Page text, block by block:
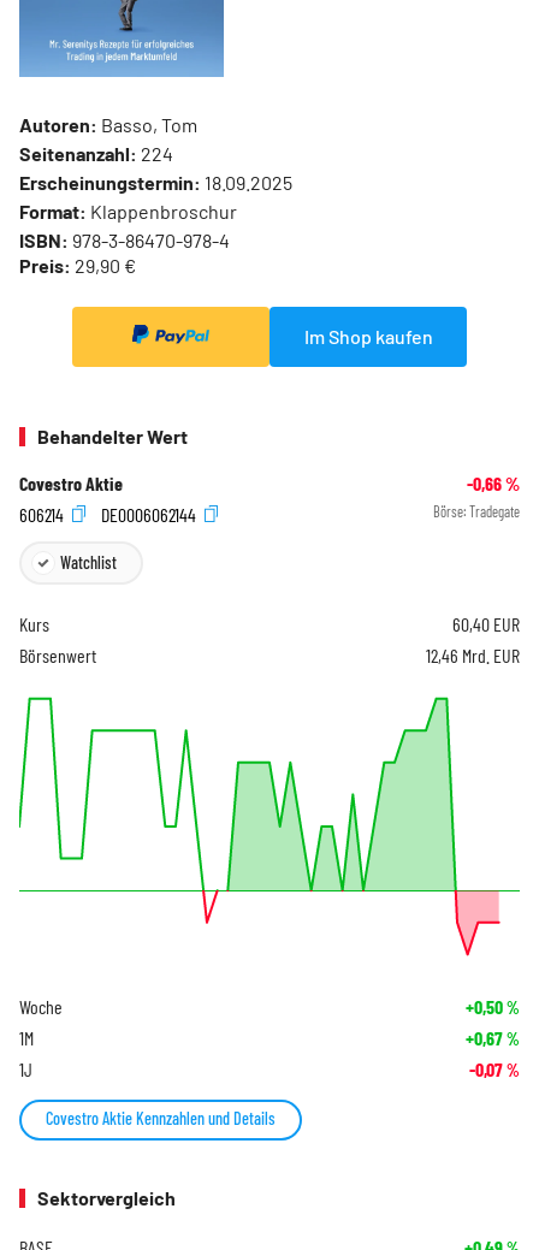
Autoren: Basso, Tom
Seitenanzahl: 224
Erscheinungstermin: 18.09.2025
Format: Klappenbroschur
ISBN: 978-3-86470-978-4
Preis: 29,90 €
Im Shop kaufen
Behandelter Wert
Covestro Aktie -0,66%
606214
DE0006062144 Börse: Tradegate
Watchlist
Kurs 60,40 EUR
Börsenwert
12,46 Mrd. EUR
Woche +0,50%
1M +0,67%
1J -0,07%
Covestro Aktie Kennzahlen und Details
Sektorvergleich